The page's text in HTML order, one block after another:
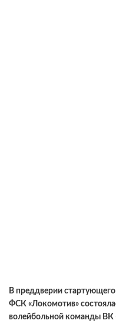
В преддверии
ФСК «Локомотив»
волейбольной команды ВК